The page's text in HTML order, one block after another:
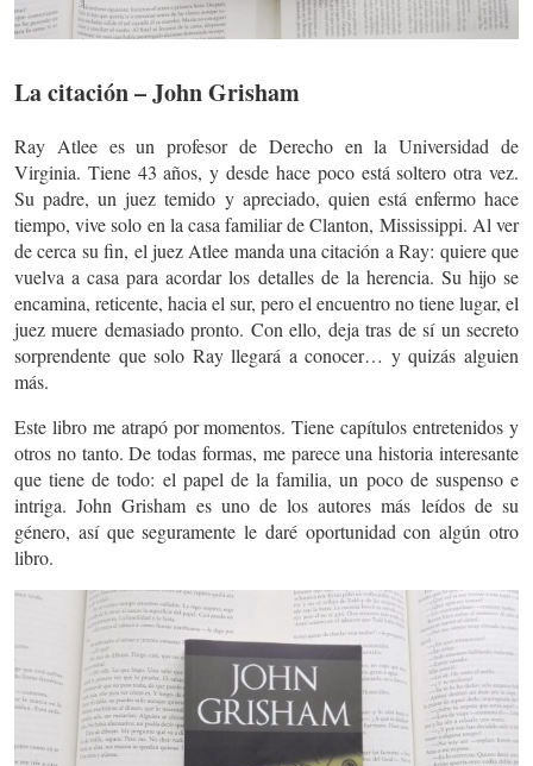
La citación – John Grisham
Ray Atlee es un profesor de Derecho en la Universidad de
Virginia. Tiene 43 años, y desde hace poco está soltero otra vez.
Su padre, un juez temido y apreciado, quien está enfermo hace
tiempo, vive solo en la casa familiar de Clanton, Mississippi. Al ver
de cerca su fin, el juez Atlee manda una citación a Ray: quiere que
vuelva a casa para acordar los detalles de la herencia. Su hijo se
encamina, reticente, hacia el sur, pero el encuentro no tiene lugar, el
juez muere demasiado pronto. Con ello, deja tras de sí un secreto
sorprendente que solo Ray llegará a conocer… y quizás alguien
más.
Este libro me atrapó por momentos. Tiene capítulos entretenidos y
otros no tanto. De todas formas, me parece una historia interesante
que tiene de todo: el papel de la familia, un poco de suspenso e
intriga. John Grisham es uno de los autores más leídos de su
género, así que seguramente le daré oportunidad con algún otro
libro.